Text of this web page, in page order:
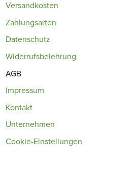
Versandkosten
Zahlungsarten
Datenschutz
Widerrufsbelehrung
AGB
Impressum
Kontakt
Unternehmen
Cookie-Einstellungen